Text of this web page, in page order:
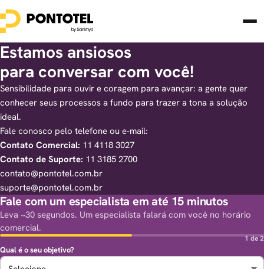
Estamos ansiosos
para conversar com você!
Sensibilidade para ouvir e coragem para avançar: a gente quer
conhecer seus processos a fundo para trazer a tona a solução
ideal.
Fale conosco pelo telefone ou e-mail:
Contato Comercial: 11 4118 3027
Contato de Suporte: 11 3185 2700
contato@pontotel.com.br
suporte@pontotel.com.br
Fale com um especialista em até 15 minutos
Leva ~30 segundos. Um especialista falará com você no horário
comercial.
1 de 2
Qual é o seu objetivo?